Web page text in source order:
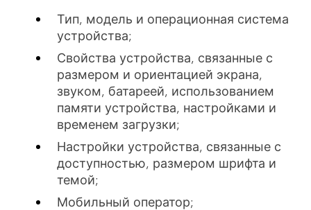
Тип, модель и операционная система
устройства;
Свойства устройства, связанные с
размером и ориентацией экрана,
звуком, батареей, использованием
памяти устройства, настройками и
временем загрузки;
Настройки устройства, связанные с
доступностью, размером шрифта и
темой;
Мобильный оператор;